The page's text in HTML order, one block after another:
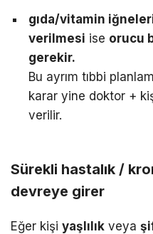
gıda/vitamin
verilmesi ise orucu
gerekir.
Bu ayrım tıbbi
karar yine doktor +
verilir.
Sürekli hastalık /
devreye girer
Eğer kişi yaşlılık veya